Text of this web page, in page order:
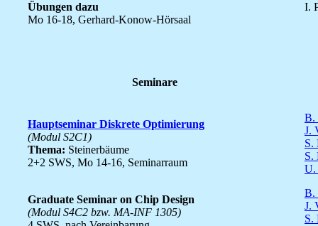
Übungen dazu
Mo 16-18, Gerhard-Konow-Hörsaal
I.
Seminare
Hauptseminar Diskrete Optimierung
(Modul S2C1)
Thema: Steinerbäume
2+2 SWS, Mo 14-16, Seminarraum
B.
J.
S.
S.
U.
Graduate Seminar on Chip Design
(Modul S4C2 bzw. MA-INF 1305)
B.
J.
S.